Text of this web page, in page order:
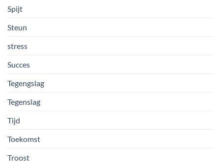
Spijt
Steun
stress
Succes
Tegengslag
Tegenslag
Tijd
Toekomst
Troost